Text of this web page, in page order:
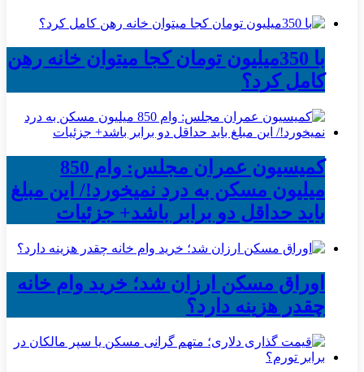
با 350میلیون تومان کجا میتوان خانه رهن
کامل کرد؟
کمیسیون عمران مجلس: وام 850
میلیون مسکن به درد نمیخورد!/ این مبلغ
باید حداقل دو برابر باشد+ جزئیات
اوراق مسکن ارزان شد؛ خرید وام خانه
چقدر هزینه دارد؟